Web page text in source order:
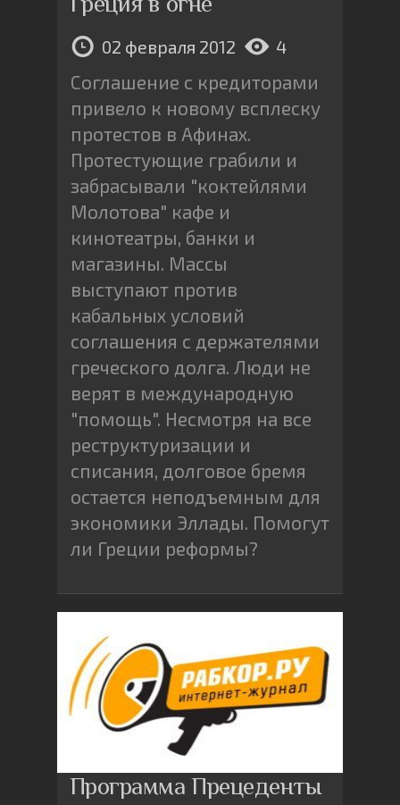
02 февраля 2012 4
Соглашение с кредиторами
привело к новому всплеску
протестов в Афинах.
Протестующие грабили и
забрасывали "коктейлями
Молотова" кафе и
кинотеатры, банки и
магазины. Массы
выступают против
кабальных условий
соглашения с держателями
греческого долга. Люди не
верят в международную
"помощь". Несмотря на все
реструктуризации и
списания, долговое бремя
остается неподъемным для
экономики Эллады. Помогут
ли Греции реформы?
Программа Прецеденты